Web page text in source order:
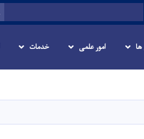
امور علمی خدمات